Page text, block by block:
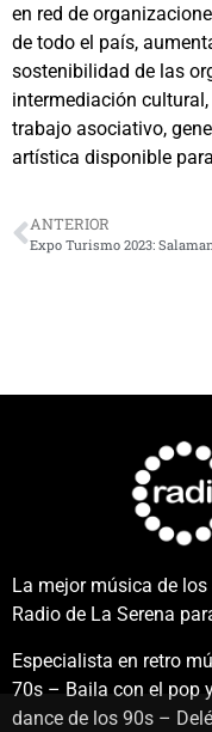
en red de
de todo el país,
sostenibilidad de las
intermediación
trabajo asociativo,
artística disponible
ANTERIOR
La mejor música de
Radio de La Serena
Especialista en retro
70s – Baila con el pop
dance de los 90s –